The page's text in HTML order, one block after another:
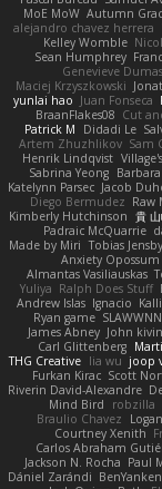
MoE MoW Autumn
alejandro chavez herrera
Kelley Womble
Sean Humphrey
Genevieve Dumas
Maciej Krzyszkowski
yunlai hao Juan Fonseca
BraanFlakes08 Cut
Patrick M
Didadi Le
Artem Zhuzhlikov Sam
Henrik Lindqvist
Sabrina Yeong
Katelynn Parsec Jacob
Diego Bermudez Raw
Kimberly Hutchinson 貴
Padraic McQuarrie
Made by Miri Tobias Jensby
Anxiety Opossum
Almantas Vasiliauskas
Yuliya Ralph Does Stuff
Andrew Islas Ignacio
Ryan game
James Abney John
Carl Glittenberg
THG Creative lia wu joop
Furkan Kirac Scott
Riverin David-Alexandre
Mind Bird
robzilla
Braulio Chavez
Logan
Courtney Xenith
Carlos Abraham
Jackson N. Rocha Paul
Dániel Zarándi